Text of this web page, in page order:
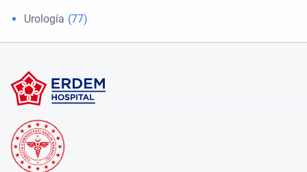
Urología (77)